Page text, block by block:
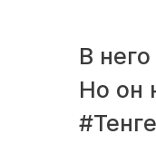
В
Но он